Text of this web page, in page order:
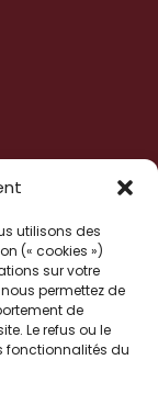
utilisons des
(« cookies »)
sur votre
permettez de
de
Le refus ou le
fonctionnalités du